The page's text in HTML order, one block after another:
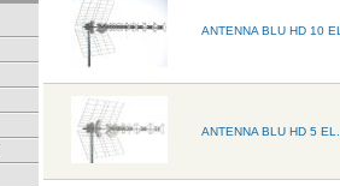
ANTENNA BLU HD 10
ANTENNA BLU HD 5 EL.